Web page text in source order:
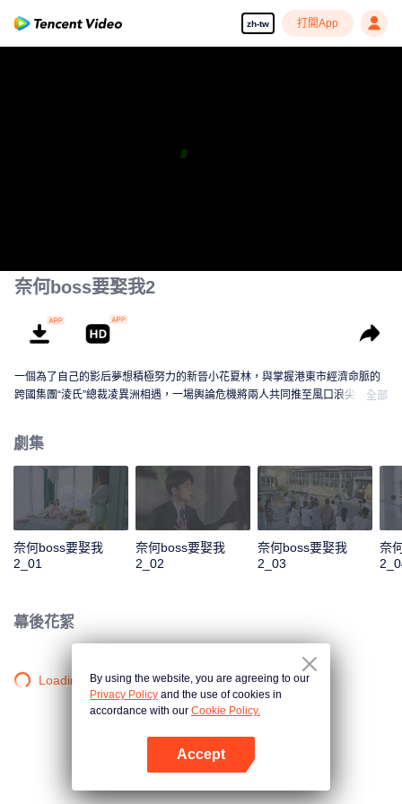
zh-tw 打開App
奈何boss要娶我2
一個為了自己的影后夢想積極努力的新晉小花夏林，與掌握港東市經濟命脈的
跨國集團“淩氏”總裁凌異洲相遇，一場輿論危機將兩人共同推至風口浪尖，無論
全部
劇集
奈何boss要娶我
2_01
奈何boss要娶我
2_02
奈何boss要娶我
2_03
奈
幕後花絮
Loading…By using the website, you are agreeing to our
Privacy Policy and the use of cookies in
accordance with our Cookie Policy.
Accept